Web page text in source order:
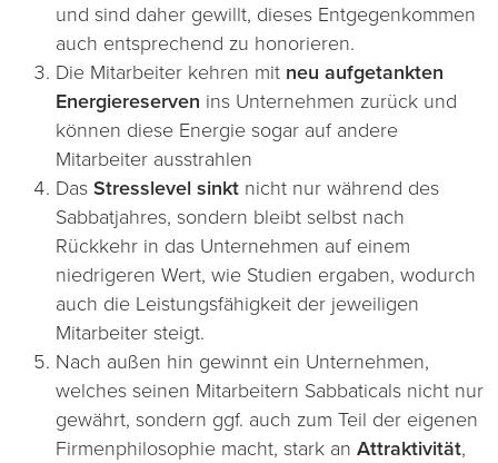
und sind daher gewillt, dieses Entgegenkommen
auch entsprechend zu honorieren.
Die Mitarbeiter kehren mit neu aufgetankten
Energiereserven ins Unternehmen zurück und
können diese Energie sogar auf andere
Mitarbeiter ausstrahlen
Das Stresslevel sinkt nicht nur während des
Sabbatjahres, sondern bleibt selbst nach
Rückkehr in das Unternehmen auf einem
niedrigeren Wert, wie Studien ergaben, wodurch
auch die Leistungsfähigkeit der jeweiligen
Mitarbeiter steigt.
Nach außen hin gewinnt ein Unternehmen,
welches seinen Mitarbeitern Sabbaticals nicht nur
gewährt, sondern ggf. auch zum Teil der eigenen
Firmenphilosophie macht, stark an Attraktivität,